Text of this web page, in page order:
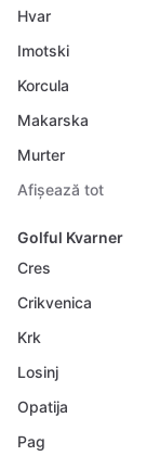
Hvar
Imotski
Korcula
Makarska
Murter
Afișează tot
Golful Kvarner
Cres
Crikvenica
Krk
Losinj
Opatija
Pag